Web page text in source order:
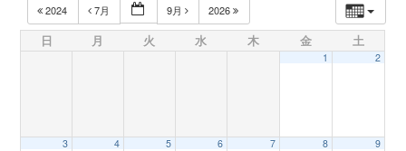
o
2024 7月 9月 2026
日 月 火 水 木 金 土
1 2
3 4 5 6 7 8 9